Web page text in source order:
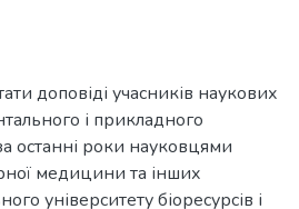
доповіді учасників наукових
і прикладного
останні роки науковцями
медицини та інших
університету біоресурсів і